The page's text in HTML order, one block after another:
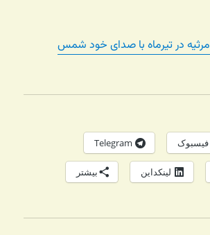
فایل صوتی ۲۲ مرثیه در تیرماه با صدای خود شمس
فیسبوک Telegram
لینکداین بیشتر